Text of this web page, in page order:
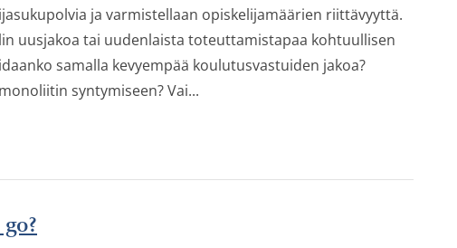
ja varmistellaan opiskelijamäärien riittävyyttä.
uusjakoa tai uudenlaista toteuttamistapaa kohtuullisen
samalla kevyempää koulutusvastuiden jakoa?
syntymiseen? Vai...